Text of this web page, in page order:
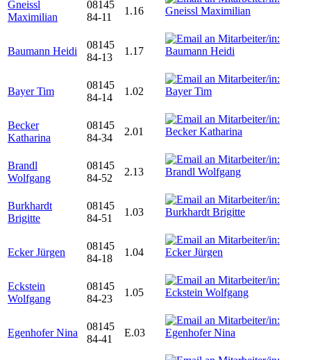
Gneissl
Maximilian
08145
84-11
1.16
Baumann Heidi
08145
84-13
1.17
Bayer Tim
08145
84-14
1.02
Becker
Katharina
08145
84-34
2.01
Brandl
Wolfgang
08145
84-52
2.13
Burkhardt
Brigitte
08145
84-51
1.03
Ecker Jürgen
08145
84-18
1.04
Eckstein
Wolfgang
08145
84-23
1.05
Egenhofer Nina
08145
84-41
E.03